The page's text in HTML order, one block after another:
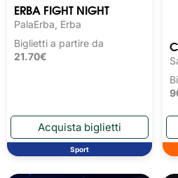
ERBA FIGHT NIGHT
PalaErba, Erba
Biglietti a partire da
21.70€
Sport